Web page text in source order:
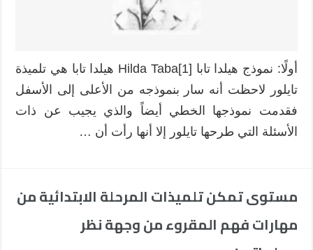
لتطوير
النموذج
مغلقة
أولًا: نموذج هيلدا تابا Hilda Taba[1] هيلدا تابا هي تلميذة
تايلور لاحظت أنه سار بنموذجه من الأعلى إلى الأسفل
فقدمت نموذجها الخطي أيضاً والذي يجيب عن ذات
الأسئلة التي طرحها تايلور إلا أنها رأت أن …
مستوى تمكن تلميذات المرحلة الابتدائية من
مهارات فهم المقروء من وجهة نظر